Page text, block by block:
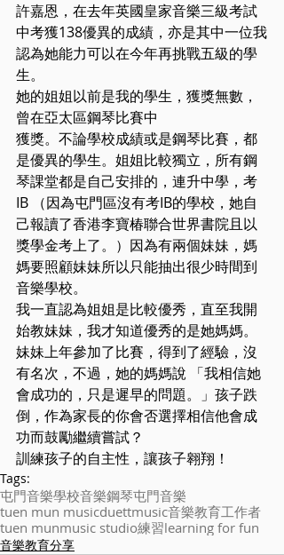
許嘉恩，在去年英國皇家音樂三級考試
中考獲138優異的成績，亦是其中一位我
認為她能力可以在今年再挑戰五級的學
生。
她的姐姐以前是我的學生，獲獎無數，
曾在亞太區鋼琴比賽中
獲獎。不論學校成績或是鋼琴比賽，都
是優異的學生。姐姐比較獨立，所有鋼
琴課堂都是自己安排的，連升中學，考
IB （因為屯門區沒有考IB的學校，她自
己報讀了香港李寶椿聯合世界書院且以
獎學金考上了。）因為有兩個妹妹，媽
媽要照顧妹妹所以只能抽出很少時間到
音樂學校。
我一直認為姐姐是比較優秀，直至我開
始教妹妹，我才知道優秀的是她媽媽。
妹妹上年參加了比賽，得到了經驗，沒
有名次，不過，她的媽媽說 「我相信她
會成功的，只是遲早的問題。」孩子跌
倒，作為家長的你會否選擇相信他會成
功而鼓勵繼續嘗試？
訓練孩子的自主性，讓孩子翱翔！
Tags:
屯門音樂學校音樂鋼琴屯門音樂
tuen mun musicduettmusic音樂教育工作者
tuen munmusic studio練習learning for fun
音樂教育分享